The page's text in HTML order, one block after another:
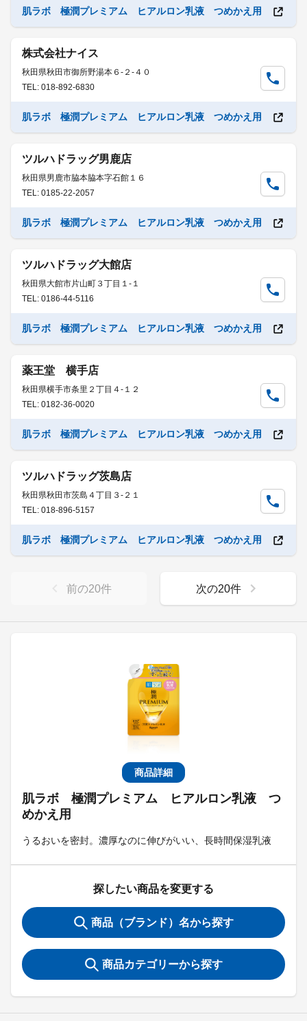
商品詳細
肌ラボ 極潤プレミアム ヒアルロン乳液 つ
めかえ用
うるおいを密封。濃厚なのに伸びがいい、長時間保湿乳液
探したい商品を変更する
商品（ブランド）名から探す
商品カテゴリーから探す
肌ラボ 極潤プレミアム ヒアルロン乳液 つめかえ用
株式会社ナイス
秋田県秋田市御所野湯本６-２-４０
TEL: 018-892-6830
肌ラボ 極潤プレミアム ヒアルロン乳液 つめかえ用
ツルハドラッグ男鹿店
秋田県男鹿市脇本脇本字石館１６
TEL: 0185-22-2057
肌ラボ 極潤プレミアム ヒアルロン乳液 つめかえ用
ツルハドラッグ大館店
秋田県大館市片山町３丁目１-１
TEL: 0186-44-5116
肌ラボ 極潤プレミアム ヒアルロン乳液 つめかえ用
薬王堂 横手店
秋田県横手市条里２丁目４-１２
TEL: 0182-36-0020
肌ラボ 極潤プレミアム ヒアルロン乳液 つめかえ用
ツルハドラッグ茨島店
秋田県秋田市茨島４丁目３-２１
TEL: 018-896-5157
肌ラボ 極潤プレミアム ヒアルロン乳液 つめかえ用
前の20件 次の20件